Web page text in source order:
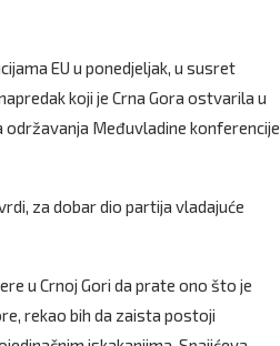
EU u ponedjeljak, u susret
koji je Crna Gora ostvarila u
Međuvladine konferencije
za dobar dio partija vladajuće
u Crnoj Gori da prate ono što je
rekao bih da zaista postoji